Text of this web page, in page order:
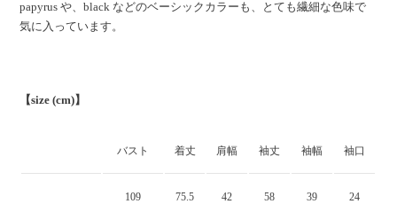
papyrus や、black などのベーシックカラーも、とても繊細な色味で
気に入っています。
【size (cm)】
バスト 着丈 肩幅 袖丈 袖幅 袖口
109 75.5 42 58 39 24